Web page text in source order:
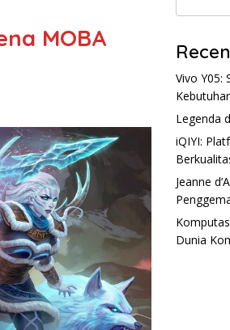
MOBA
Vivo Y05:
Legenda
iQIYI:
Jeanne
Dunia